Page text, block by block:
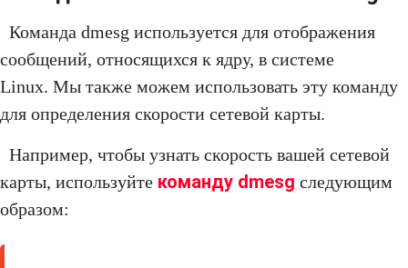
Команда dmesg используется для отображения
сообщений, относящихся к ядру, в системе
Linux. Мы также можем использовать эту команду
для определения скорости сетевой карты.
Например, чтобы узнать скорость вашей сетевой
карты, используйте команду dmesg следующим
образом: